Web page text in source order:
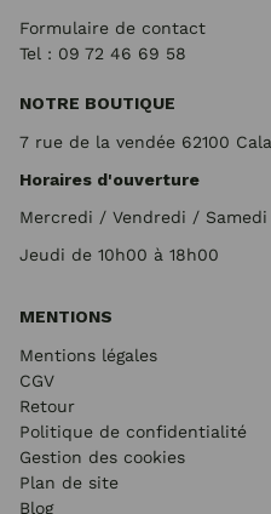
Formulaire de contact
Tel : 09 72 46 69 58
NOTRE BOUTIQUE
7 rue de la vendée 62100
Horaires d'ouverture
Mercredi / Vendredi / Samedi
Jeudi de 10h00 à 18h00
MENTIONS
Mentions légales
CGV
Retour
Politique de confidentialité
Gestion des cookies
Plan de site
Blog